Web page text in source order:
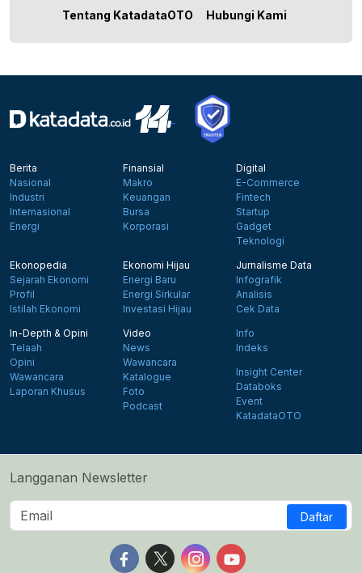
Tentang KatadataOTO Hubungi Kami
Berita
Nasional
Industri
Internasional
Energi
Finansial
Makro
Keuangan
Bursa
Korporasi
Digital
E-Commerce
Fintech
Startup
Gadget
Teknologi
Ekonopedia
Sejarah Ekonomi
Profil
Istilah Ekonomi
Ekonomi Hijau
Energi Baru
Energi Sirkular
Investasi Hijau
Jurnalisme Data
Infografik
Analisis
Cek Data
In-Depth & Opini
Telaah
Opini
Wawancara
Laporan Khusus
Video
News
Wawancara
Katalogue
Foto
Podcast
Info
Indeks
Insight Center
Databoks
Event
KatadataOTO
Langganan Newsletter
Daftar
Follow us on Facebook
Follow us on X
Follow us on Instagram
Follow us on